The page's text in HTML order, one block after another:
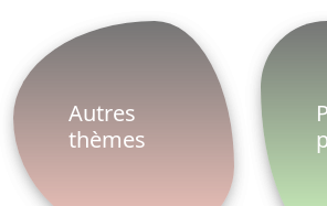
Autres
thèmes
Proverbe
africain
Proverbe